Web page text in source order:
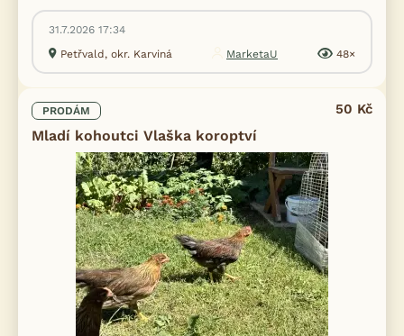
31.7.2026 17:34
Petřvald, okr. Karviná
MarketaU 48×
PRODÁM
Mladí kohoutci Vlaška koroptví
50 Kč